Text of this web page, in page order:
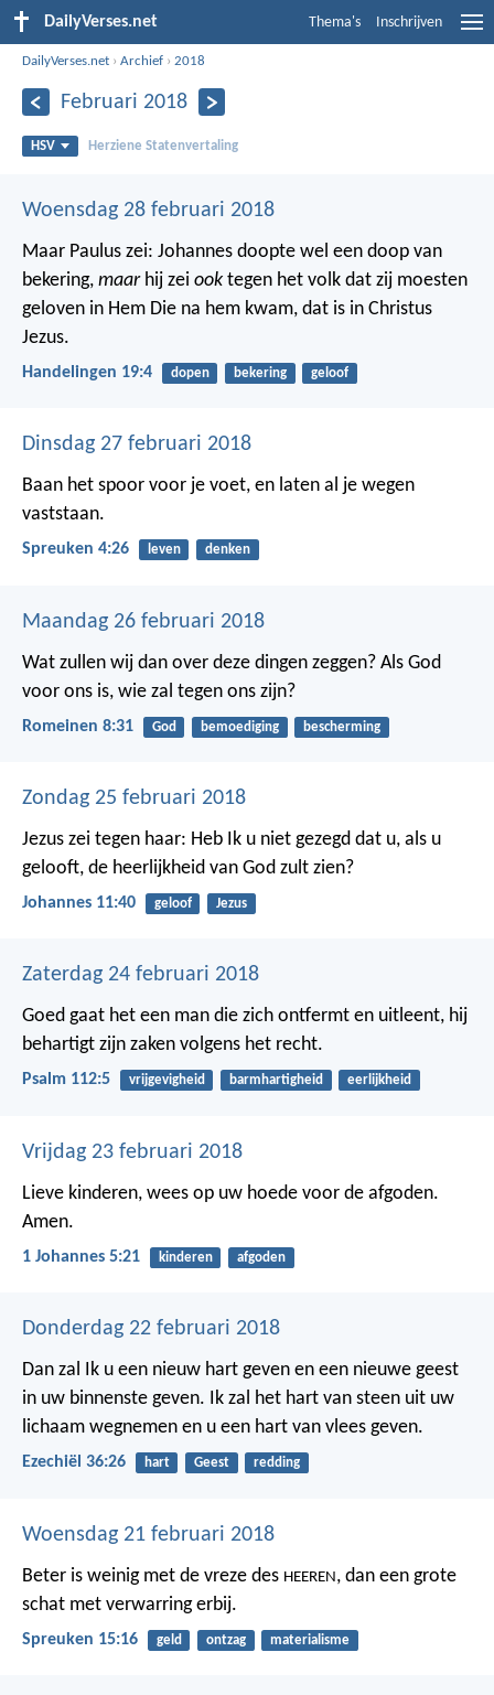
DailyVerses.net Thema's Inschrijven
DailyVerses.net ›Archief ›2018
Februari 2018
HSV Herziene Statenvertaling
Woensdag 28 februari 2018
Maar Paulus zei: Johannes doopte wel een doop van
bekering, maarhij zei ook tegen het volk dat zij moesten
geloven in Hem Die na hem kwam, dat is in Christus
Jezus.
Handelingen 19:4 dopen bekering geloof
Dinsdag 27 februari 2018
Baan het spoor voor je voet, en laten al je wegen
vaststaan.
Spreuken 4:26 leven denken
Maandag 26 februari 2018
Wat zullen wij dan over deze dingen zeggen? Als God
voor ons is, wie zal tegen ons zijn?
Romeinen 8:31 God bemoediging bescherming
Zondag 25 februari 2018
Jezus zei tegen haar: Heb Ik u niet gezegd dat u, als u
gelooft, de heerlijkheid van God zult zien?
Johannes 11:40 geloof Jezus
Zaterdag 24 februari 2018
Goed gaat het een man die zich ontfermt en uitleent, hij
behartigt zijn zaken volgens het recht.
Psalm 112:5 vrijgevigheid barmhartigheid eerlijkheid
Vrijdag 23 februari 2018
Lieve kinderen, wees op uw hoede voor de afgoden.
Amen.
1 Johannes 5:21 kinderen afgoden
Donderdag 22 februari 2018
Dan zal Ik u een nieuw hart geven en een nieuwe geest
in uw binnenste geven. Ik zal het hart van steen uit uw
lichaam wegnemen en u een hart van vlees geven.
Ezechiël 36:26 hart Geest redding
Woensdag 21 februari 2018
Beter is weinig met de vreze des HEEREN, dan een grote
schat met verwarring erbij.
Spreuken 15:16 geld ontzag materialisme